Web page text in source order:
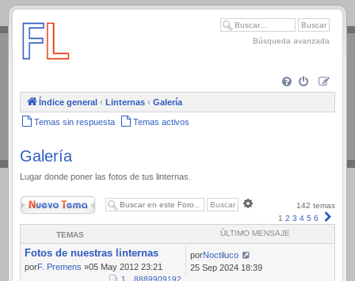
.
Búsqueda avanzada
Índice general ‹ Linternas ‹ Galería
Temas sin respuesta Temas activos
Galería
Lugar donde poner las fotos de tus linternas.
Nuevo Tema
avanzada
142 temas
1 2 3 4 5 6
TEMAS ÚLTIMO MENSAJE
Fotos de nuestras linternas
porF. Premens »05 May 2012 23:21
1 8889909192
porNoctiluco
25 Sep 2024 18:39